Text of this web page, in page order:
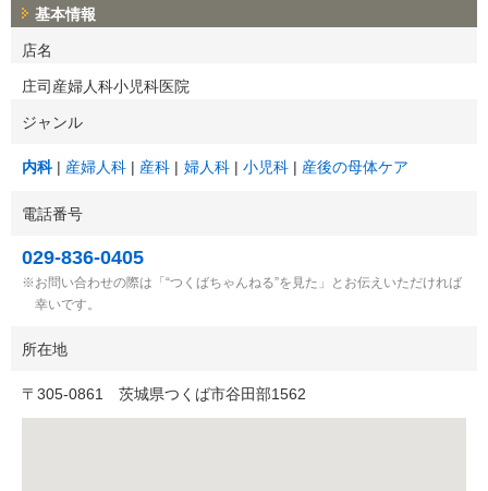
基本情報
店名
庄司産婦人科小児科医院
ジャンル
内科 産婦人科 産科 婦人科 小児科 産後の母体ケア
電話番号
029-836-0405
お問い合わせの際は「“つくばちゃんねる”を見た」とお伝えいただければ
幸いです。
所在地
〒 305-0861 茨城県つくば市谷田部1562